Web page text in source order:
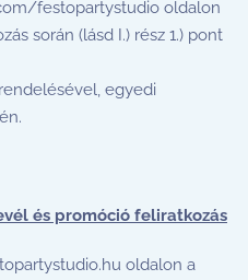
festopartystudio oldalon
során (lásd I.) rész 1.) pont
egyedi
és promóció feliratkozás
oldalon a